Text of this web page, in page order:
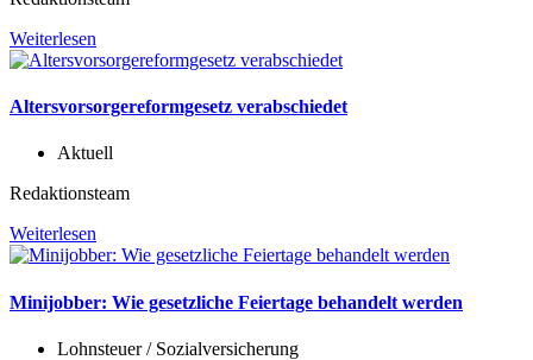
Weiterlesen
Altersvorsorgereformgesetz verabschiedet
Aktuell
Redaktionsteam
Weiterlesen
Minijobber: Wie gesetzliche Feiertage behandelt werden
Lohnsteuer / Sozialversicherung